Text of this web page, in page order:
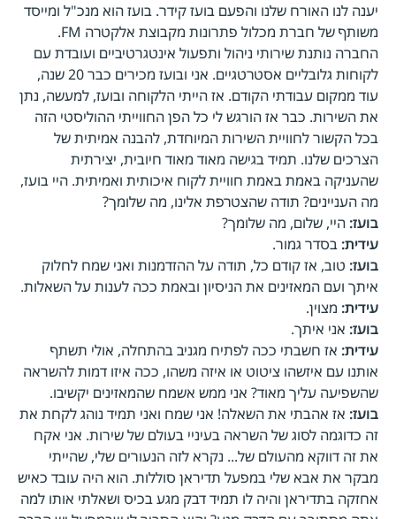
יענה לנו האורח שלנו והפעם בועז קידר. בועז הוא מנכ"ל ומייסד
משותף של חברת מכלול פתרונות מקבוצת אלקטרה FM.
החברה נותנת שירותי ניהול ותפעול אינטגרטיביים ועובדת עם
לקוחות גלובליים אסטרטגיים. אני ובועז מכירים כבר 20 שנה,
עוד ממקום עבודתי הקודם. אז הייתי הלקוחה ובועז, למעשה, נתן
את השירות. כבר אז הורגש לי כל הפן החווייתי ההוליסטי הזה
בכל הקשור לחוויית השירות המיוחדת, להבנה אמיתית של
הצרכים שלנו. תמיד בגישה מאוד מאוד חיובית, יצירתית
שהעניקה באמת באמת חוויית לקוח איכותית ואמיתית. היי בועז,
מה העניינים? תודה שהצטרפת אלינו, מה שלומך?
בועז: היי, שלום, מה שלומך?
עידית: בסדר גמור.
בועז: טוב, אז קודם כל, תודה על ההזדמנות ואני שמח לחלוק
איתך ועם המאזינים את הניסיון ובאמת ככה לענות על השאלות.
עידית: מצוין.
בועז: אני איתך.
עידית: אז חשבתי ככה לפתיח מגניב בהתחלה, אולי תשתף
אותנו עם איזשהו ציטוט או איזה משהו, ככה איזו דמות להשראה
שהשפיעה עליך מאוד? אני ממש אשמח שהמאזינים יקשיבו.
בועז: אז אהבתי את השאלה! אני שמח ואני תמיד נוהג לקחת את
זה כדוגמה לסוג של השראה בעיניי בעולם של שירות. אני אקח
את זה דווקא מהעולם של... נקרא לזה הנעורים שלי, שהייתי
מבקר את אבא שלי במפעל תדיראן סוללות. הוא היה עובד כאיש
אחזקה בתדיראן והיה לו תמיד דבק מגע בכיס ושאלתי אותו למה